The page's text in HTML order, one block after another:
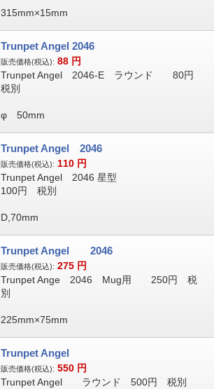
315mm×15mm
Trunpet Angel 2046
販売価格(税込): 88 円
Trunpet Angel 2046-E ラウンド 80円
税別
φ 50mm
Trunpet Angel 2046
販売価格(税込): 110 円
Trunpet Angel 2046 星型
100円 税別
D,70mm
Trunpet Angel 2046
販売価格(税込): 275 円
Trunpet Ange 2046 Mug用 250円 税
別
225mm×75mm
Trunpet Angel
販売価格(税込): 550 円
Trunpet Angel ラウンド 500円 税別